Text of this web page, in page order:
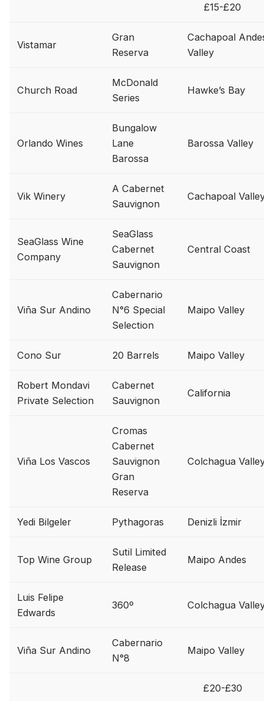
Macallan
Johnnie Walker
Courvoisier
Ưu đãi hot
gi rượu siêu hấp dẫn
+ Nhà cung cấp uy tín
£15-£20
Vistamar
Gran
Reserva
Cachapoal
Valley
Church Road
McDonald
Series
Hawke’s Bay
Orlando Wines
Bungalow
Lane
Barossa
Barossa Valley
Vik Winery
A Cabernet
Sauvignon
Cachapoal
SeaGlass Wine
Company
SeaGlass
Cabernet
Sauvignon
Central Coast
Viña Sur Andino
Cabernario
N°6 Special
Selection
Maipo Valley
Cono Sur 20 Barrels Maipo Valley
Robert Mondavi
Private Selection
Cabernet
Sauvignon
California
Viña Los Vascos
Cromas
Cabernet
Sauvignon
Gran
Reserva
Colchagua
Yedi Bilgeler Pythagoras Denizli İzmir
Top Wine Group
Sutil Limited
Release
Maipo Andes
Luis Felipe
Edwards
360º Colchagua
Viña Sur Andino
Cabernario
N°8
Maipo Valley
£20-£30